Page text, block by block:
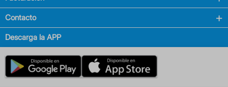
Contacto
Descarga la APP